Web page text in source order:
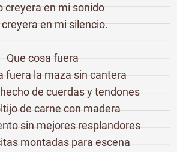
creyera en mi sonido
en mi silencio.
Que cosa fuera
fuera la maza sin cantera
de cuerdas y tendones
de carne con madera
sin mejores resplandores
montadas para escena